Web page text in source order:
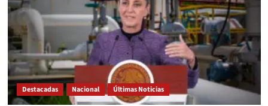
Destacadas Nacional Últimas Noticias